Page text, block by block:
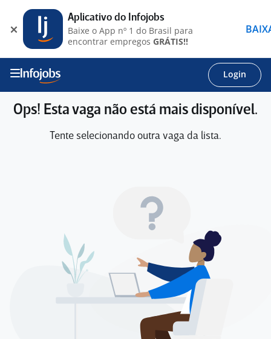
Login
Ops! Esta vaga não está mais disponível.
Tente selecionando outra vaga da lista.
Aplicativo do Infojobs
Baixe o App nº 1 do Brasil para
encontrar empregos GRÁTIS!!